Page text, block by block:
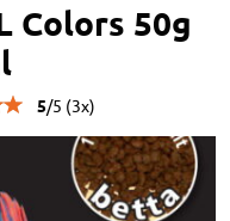
Colors 50g
5/5 (3x)